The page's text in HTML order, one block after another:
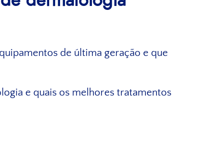
de última geração e que
e quais os melhores tratamentos